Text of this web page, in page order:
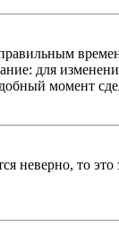
для
момент
неверно, то